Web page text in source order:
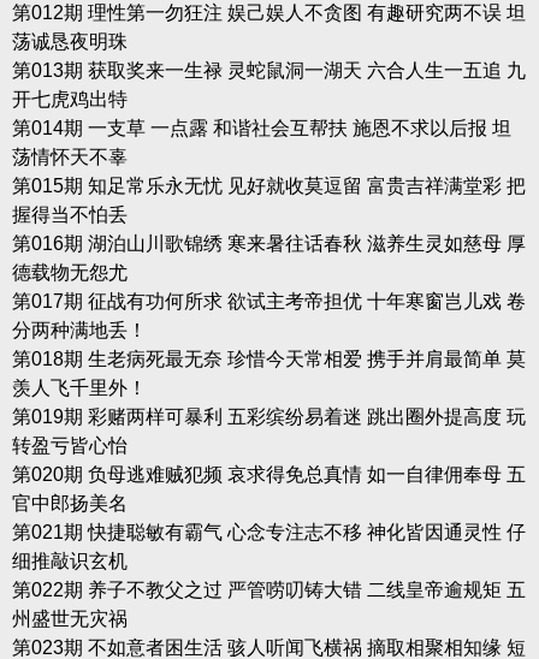
第012期 理性第一勿狂注 娱己娱人不贪图 有趣研究两不误 坦
荡诚恳夜明珠
第013期 获取奖来一生禄 灵蛇鼠洞一湖天 六合人生一五追 九
开七虎鸡出特
第014期 一支草 一点露 和谐社会互帮扶 施恩不求以后报 坦
荡情怀天不辜
第015期 知足常乐永无忧 见好就收莫逗留 富贵吉祥满堂彩 把
握得当不怕丢
第016期 湖泊山川歌锦绣 寒来暑往话春秋 滋养生灵如慈母 厚
德载物无怨尤
第017期 征战有功何所求 欲试主考帝担优 十年寒窗岂儿戏 卷
分两种满地丢！
第018期 生老病死最无奈 珍惜今天常相爱 携手并肩最简单 莫
羡人飞千里外！
第019期 彩赌两样可暴利 五彩缤纷易着迷 跳出圈外提高度 玩
转盈亏皆心怡
第020期 负母逃难贼犯频 哀求得免总真情 如一自律佣奉母 五
官中郎扬美名
第021期 快捷聪敏有霸气 心念专注志不移 神化皆因通灵性 仔
细推敲识玄机
第022期 养子不教父之过 严管唠叨铸大错 二线皇帝逾规矩 五
州盛世无灾祸
第023期 不如意者困生活 骇人听闻飞横祸 摘取相聚相知缘 短